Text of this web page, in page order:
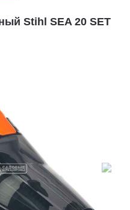
Stihl SEA 20 SET